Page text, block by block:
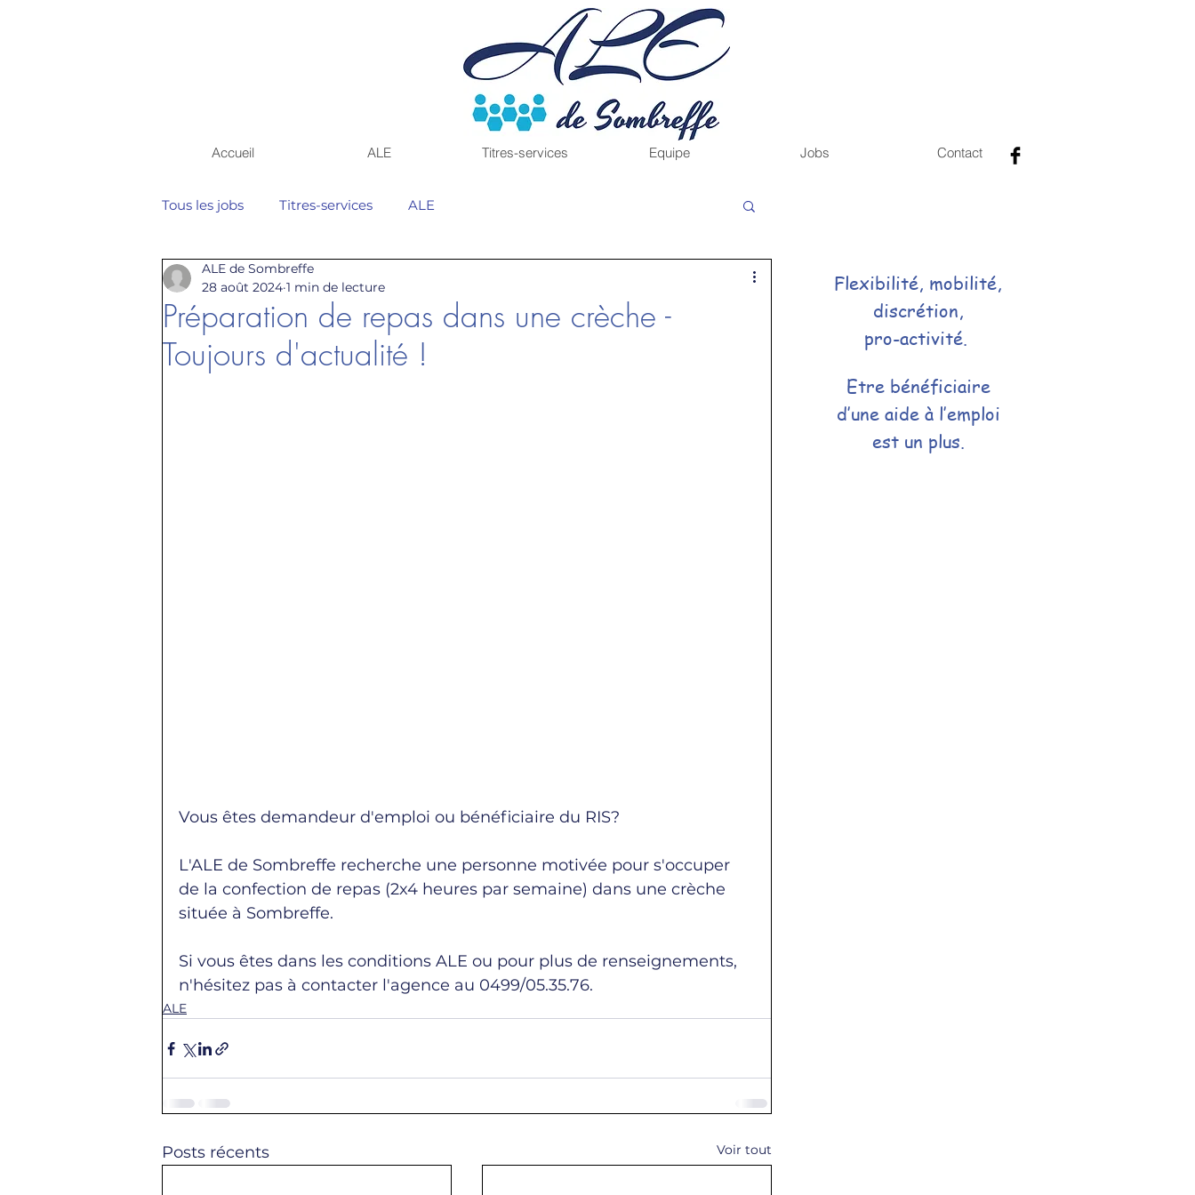
Accueil ALE Titres-services Equipe Jobs Contact
Tous les jobs Titres-services ALE
Préparation de repas dans une crèche -
Toujours d'actualité !
ALE de Sombreffe
28 août 2024 1 min de lecture
Vous êtes demandeur d'emploi ou bénéficiaire du RIS?
L'ALE de Sombreffe recherche une personne motivée pour s'occuper
de la confection de repas (2x4 heures par semaine) dans une crèche
située à Sombreffe.
Si vous êtes dans les conditions ALE ou pour plus de renseignements,
n'hésitez pas à contacter l'agence au 0499/05.35.76.
ALE
Posts récents Voir tout
Flexibilité, mobilité,
discrétion,
pro-activité.
Etre bénéficiaire
d’une aide à l’emploi
est un plus.